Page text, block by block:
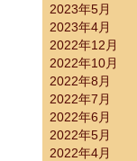
2023年5月
2023年4月
2022年12月
2022年10月
2022年8月
2022年7月
2022年6月
2022年5月
2022年4月